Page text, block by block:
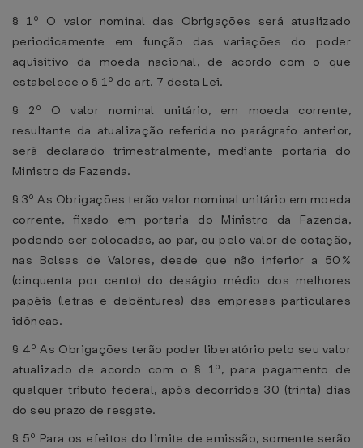
§ 1º O valor nominal das Obrigações será atualizado
periodicamente em função das variações do poder
aquisitivo da moeda nacional, de acordo com o que
estabelece o § 1º do art. 7 desta Lei.
§ 2º O valor nominal unitário, em moeda corrente,
resultante da atualização referida no parágrafo anterior,
será declarado trimestralmente, mediante portaria do
Ministro da Fazenda.
§ 3º As Obrigações terão valor nominal unitário em moeda
corrente, fixado em portaria do Ministro da Fazenda,
podendo ser colocadas, ao par, ou pelo valor de cotação,
nas Bolsas de Valores, desde que não inferior a 50%
(cinquenta por cento) do deságio médio dos melhores
papéis (letras e debêntures) das empresas particulares
idôneas.
§ 4º As Obrigações terão poder liberatório pelo seu valor
atualizado de acordo com o § 1º, para pagamento de
qualquer tributo federal, após decorridos 30 (trinta) dias
do seu prazo de resgate.
§ 5º Para os efeitos do limite de emissão, somente serão